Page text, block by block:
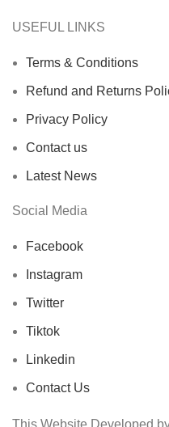
USEFUL LINKS
Terms & Conditions
Refund and Returns
Privacy Policy
Contact us
Latest News
Social Media
Facebook
Instagram
Twitter
Tiktok
Linkedin
Contact Us
This Website Developed